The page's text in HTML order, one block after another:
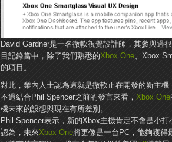
David Gardner是一名微軟視覺設計師，其參與過
目記錄當中，除了我們熟悉的Xbox One、Xbox
的項目。
對此，業內人士認為這就是微軟正在開發的新主機
不過結合Phil Spencer之前的發言來看， Xbox One
機未來的設想與現在有所差別。
Phil Spencer表示，新的Xbox主機肯定不會是小
認為，未來Xbox One將更像是一台PC，能夠獲得